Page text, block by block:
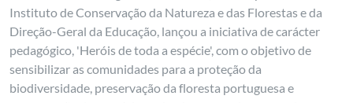
Instituto de Conservação da Natureza e das Florestas e da
Direção-Geral da Educação, lançou a iniciativa de carácter
pedagógico, 'Heróis de toda a espécie', com o objetivo de
sensibilizar as comunidades para a proteção da
biodiversidade, preservação da floresta portuguesa e